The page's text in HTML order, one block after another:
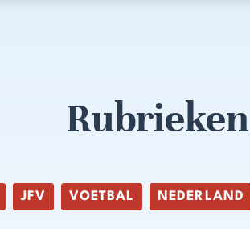
Rubrieken
JFV VOETBAL NEDERLAND